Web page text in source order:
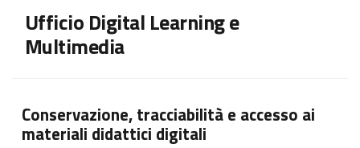
Ufficio Digital Learning e
Multimedia
Conservazione, tracciabilità e accesso ai
materiali didattici digitali